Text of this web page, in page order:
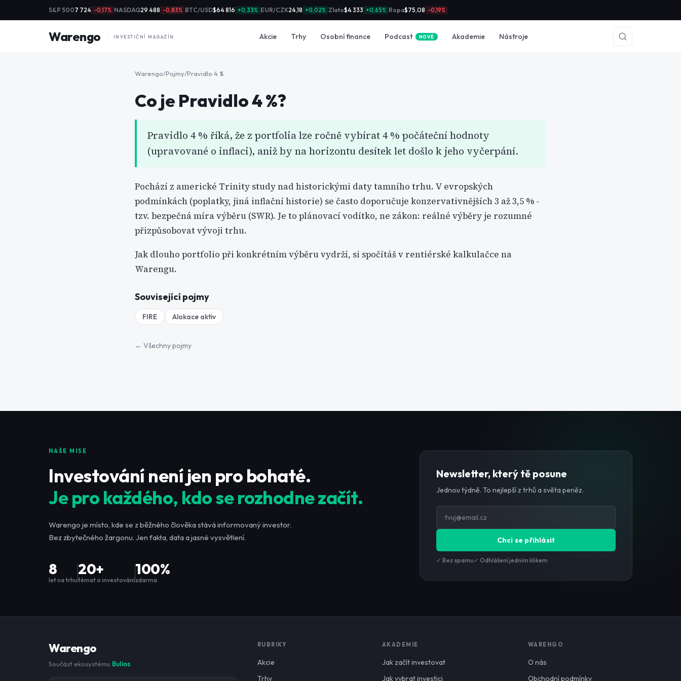
S&P 5007 724 −0,17% NASDAQ29 488 −0,83% BTC/USD$64 816 +0,33% EUR/CZK24,18 +0,02% Zlato$4 333 +0,65% Ropa$75,08 −0,19%
Warengo INVESTIČNÍ MAGAZÍN Akcie Trhy Osobní finance Podcast NOVÉ Akademie Nástroje
Warengo/Pojmy/Pravidlo 4 %
Co je Pravidlo 4 %?
Pravidlo 4 % říká, že z portfolia lze ročně vybírat 4 % počáteční hodnoty
(upravované o inflaci), aniž by na horizontu desítek let došlo k jeho vyčerpání.
Pochází z americké Trinity study nad historickými daty tamního trhu. V evropských
podmínkách (poplatky, jiná inflační historie) se často doporučuje konzervativnějších 3 až 3,5 % -
tzv. bezpečná míra výběru (SWR). Je to plánovací vodítko, ne zákon: reálné výběry je rozumné
přizpůsobovat vývoji trhu.
Jak dlouho portfolio při konkrétním výběru vydrží, si spočítáš v rentiérské kalkulačce na
Warengu.
Související pojmy
FIRE Alokace aktiv
← Všechny pojmy
NAŠE MISE
Investování není jen pro bohaté.
Je pro každého, kdo se rozhodne začít.
Warengo je místo, kde se z běžného člověka stává informovaný investor.
Bez zbytečného žargonu. Jen fakta, data a jasné vysvětlení.
8
let na trhu
20+
témat o investování
100%
zdarma
Newsletter, který tě posune
Jednou týdně. To nejlepší z trhů a světa peněz.
Chci se přihlásit
✓ Bez spamu ✓ Odhlášení jedním klikem
Warengo
Součást ekosystému Bulios
RUBRIKY
Akcie
Trhy
AKADEMIE
Jak začít investovat
Jak vybrat investici
WARENGO
O nás
Obchodní podmínky